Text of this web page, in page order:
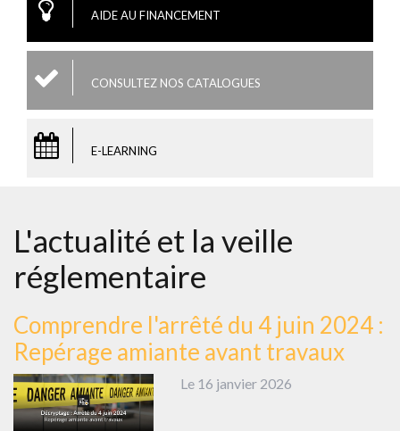
AIDE AU FINANCEMENT
CONSULTEZ NOS CATALOGUES
E-LEARNING
L'actualité et la veille
réglementaire
Comprendre l'arrêté du 4 juin 2024 :
Repérage amiante avant travaux
Le 16 janvier 2026